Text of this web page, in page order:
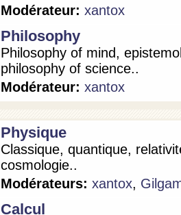
Modérateur: xantox
Philosophy
Philosophy of mind,
philosophy of science..
Modérateur: xantox
Physique
Classique, quantique,
cosmologie..
Modérateurs: xantox,
Calcul